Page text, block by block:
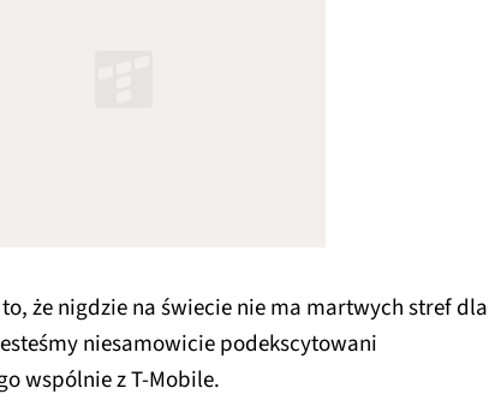
że nigdzie na świecie nie ma martwych stref dla
niesamowicie podekscytowani
wspólnie z T-Mobile.